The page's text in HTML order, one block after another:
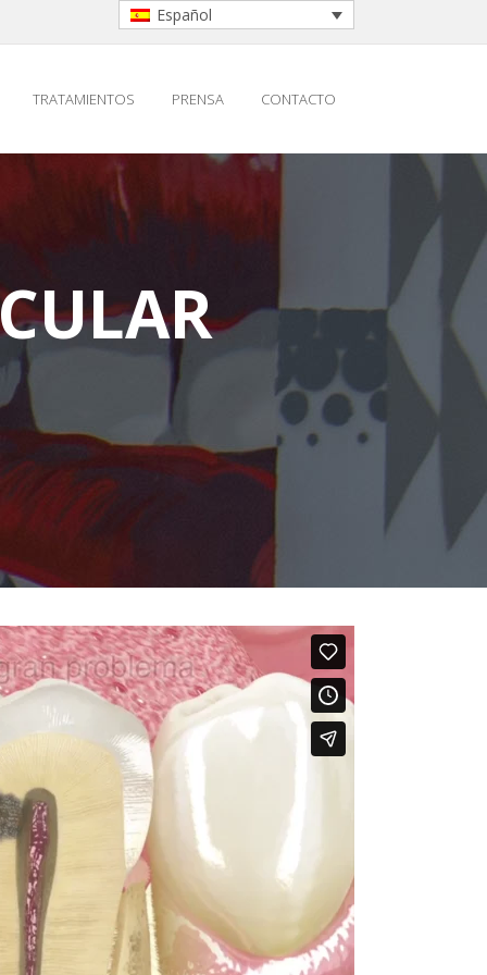
Español
TRATAMIENTOS PRENSA CONTACTO